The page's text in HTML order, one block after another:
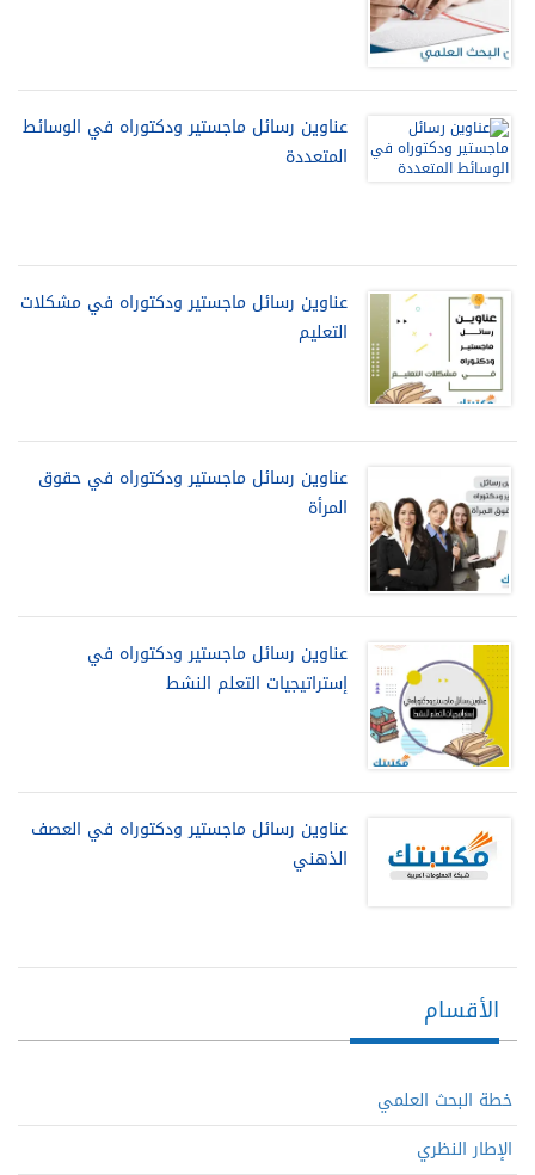
عناوين رسائل ماجستير ودكتوراه في الوسائط
المتعددة
عناوين رسائل ماجستير ودكتوراه في مشكلات
التعليم
عناوين رسائل ماجستير ودكتوراه في حقوق
المرأة
عناوين رسائل ماجستير ودكتوراه في
إستراتيجيات التعلم النشط
عناوين رسائل ماجستير ودكتوراه في العصف
الذهني
الأقسام
خطة البحث العلمي
الإطار النظري